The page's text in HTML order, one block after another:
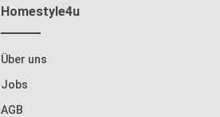
Homestyle4u
Über uns
Jobs
AGB